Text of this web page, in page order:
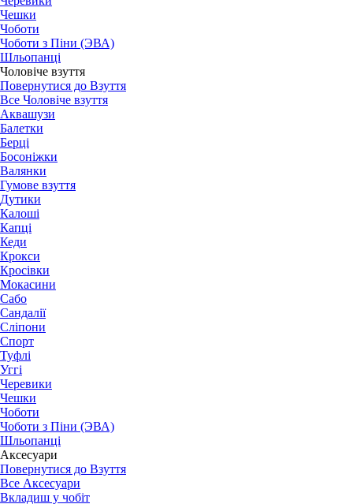
Чешки
Чоботи
Чоботи з Піни (ЭВА)
Шльопанці
Чоловіче взуття
Повернутися до Взуття
Все Чоловіче взуття
Аквашузи
Балетки
Берці
Босоніжки
Валянки
Гумове взуття
Дутики
Калоші
Капці
Кеди
Крокси
Кросівки
Мокасини
Сабо
Сандалії
Сліпони
Спорт
Туфлі
Уггі
Черевики
Чешки
Чоботи
Чоботи з Піни (ЭВА)
Шльопанці
Аксесуари
Повернутися до Взуття
Все Аксесуари
Вкладиш у чобіт